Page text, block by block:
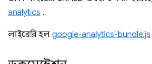
analytics .
লাইব্রেরি হল google-analytics-bundle.js